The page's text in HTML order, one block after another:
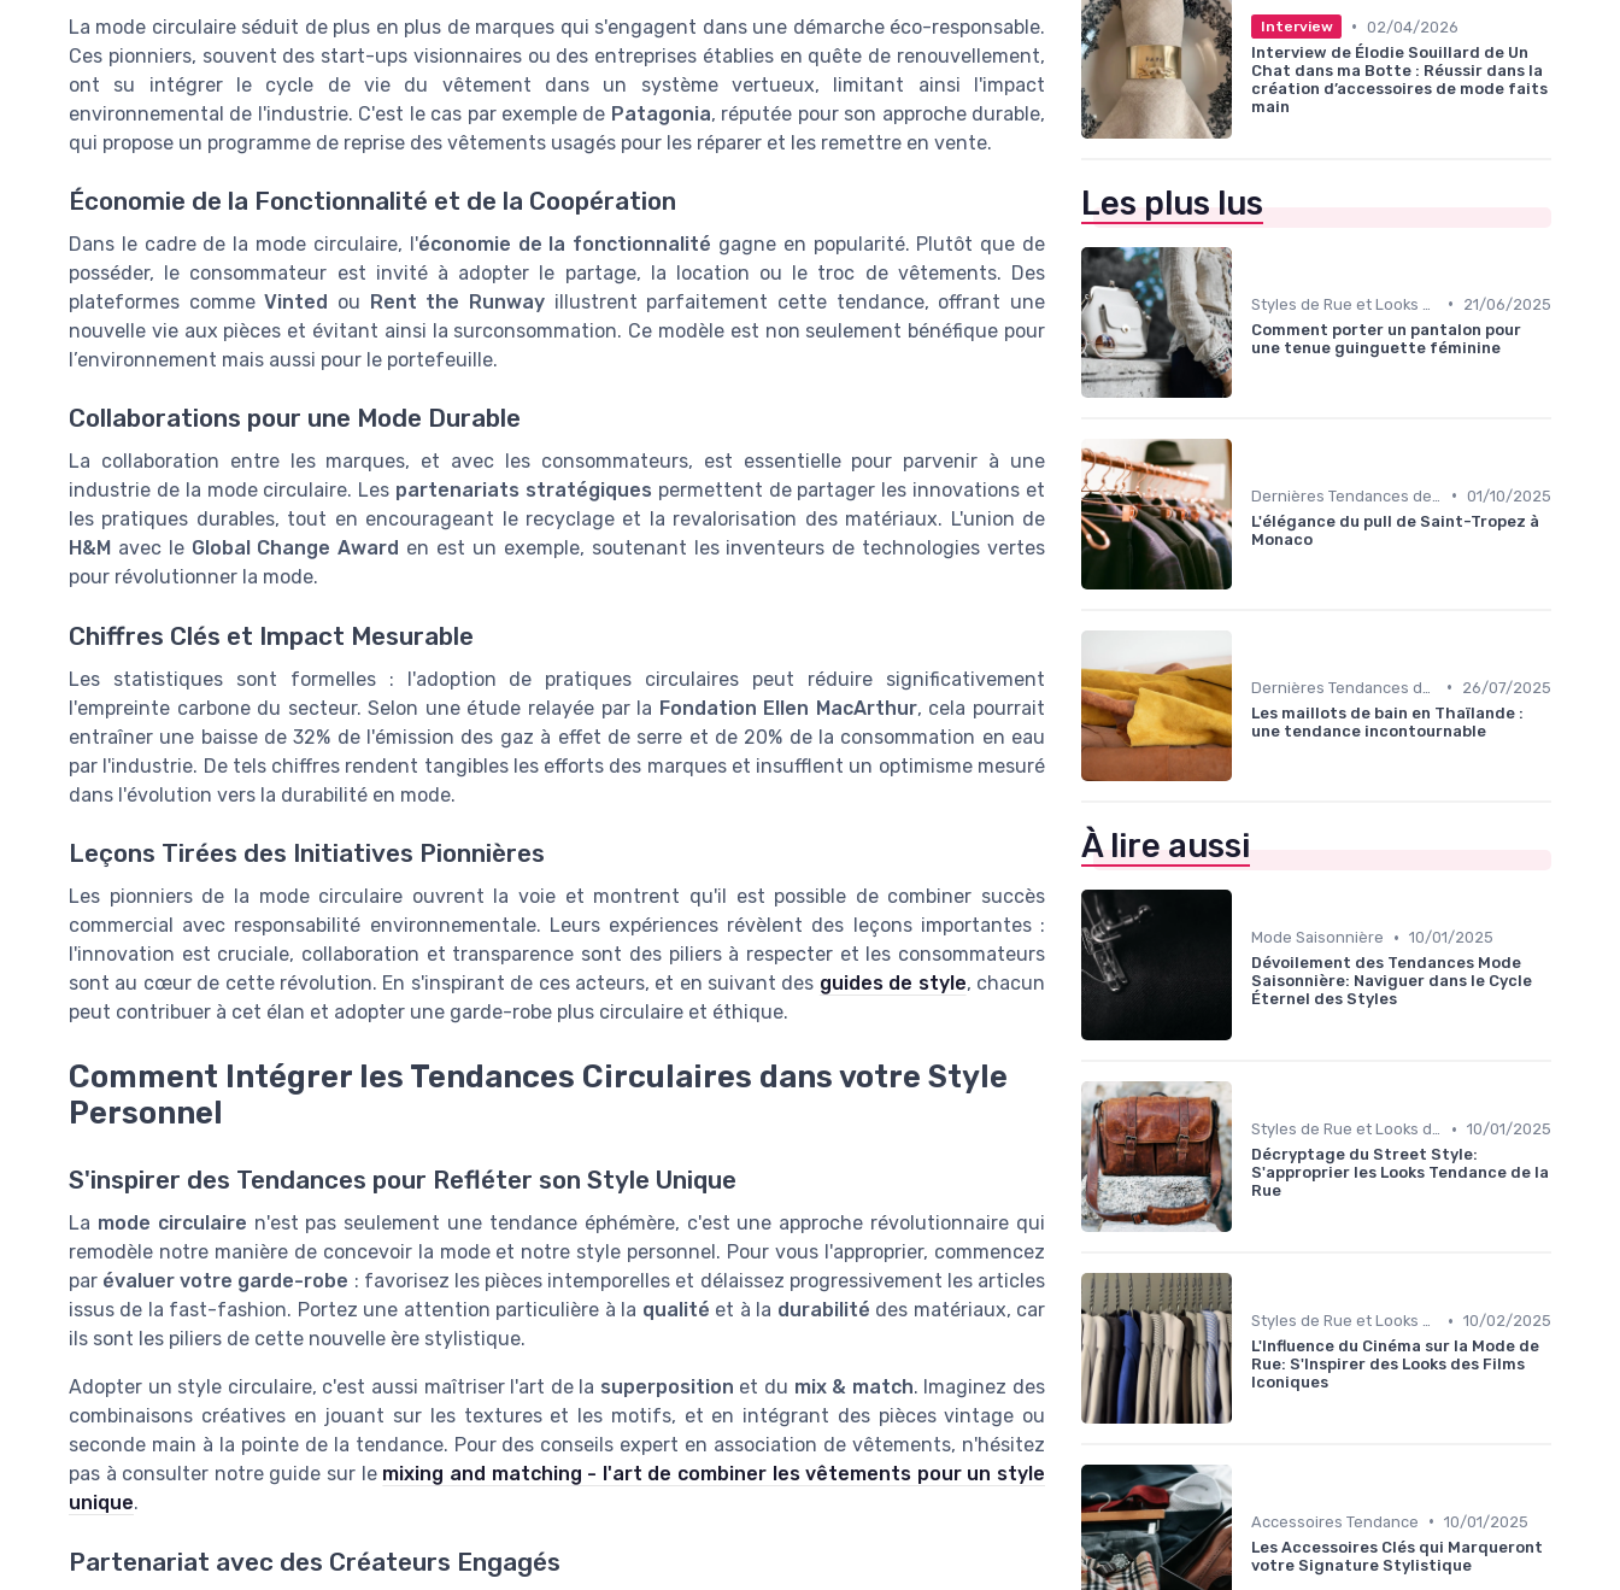
La mode circulaire séduit de plus en plus de marques qui s'engagent dans une démarche éco-responsable.
Ces pionniers, souvent des start-ups visionnaires ou des entreprises établies en quête de renouvellement,
ont su intégrer le cycle de vie du vêtement dans un système vertueux, limitant ainsi l'impact
environnemental de l'industrie. C'est le cas par exemple de Patagonia, réputée pour son approche durable,
qui propose un programme de reprise des vêtements usagés pour les réparer et les remettre en vente.
Économie de la Fonctionnalité et de la Coopération
Dans le cadre de la mode circulaire, l'économie de la fonctionnalité gagne en popularité. Plutôt que de
posséder, le consommateur est invité à adopter le partage, la location ou le troc de vêtements. Des
plateformes commeVinted ou Rent the Runway illustrent parfaitement cette tendance, offrant une
nouvelle vie aux pièces et évitant ainsi la surconsommation. Ce modèle est non seulement bénéfique pour
l’environnement mais aussi pour le portefeuille.
Collaborations pour une Mode Durable
La collaboration entre les marques, et avec les consommateurs, est essentielle pour parvenir à une
industrie de la mode circulaire. Les partenariats stratégiques permettent de partager les innovations et
les pratiques durables, tout en encourageant le recyclage et la revalorisation des matériaux. L'union de
H&M avec le Global Change Award en est un exemple, soutenant les inventeurs de technologies vertes
pour révolutionner la mode.
Chiffres Clés et Impact Mesurable
Les statistiques sont formelles : l'adoption de pratiques circulaires peut réduire significativement
l'empreinte carbone du secteur. Selon une étude relayée par la Fondation Ellen MacArthur, cela pourrait
entraîner une baisse de 32% de l'émission des gaz à effet de serre et de 20% de la consommation en eau
par l'industrie. De tels chiffres rendent tangibles les efforts des marques et insufflent un optimisme mesuré
dans l'évolution vers la durabilité en mode.
Leçons Tirées des Initiatives Pionnières
Les pionniers de la mode circulaire ouvrent la voie et montrent qu'il est possible de combiner succès
commercial avec responsabilité environnementale. Leurs expériences révèlent des leçons importantes :
l'innovation est cruciale, collaboration et transparence sont des piliers à respecter et les consommateurs
sont au cœur de cette révolution. En s'inspirant de ces acteurs, et en suivant des guides de style, chacun
peut contribuer à cet élan et adopter une garde-robe plus circulaire et éthique.
Comment Intégrer les Tendances Circulaires dans votre Style
Personnel
S'inspirer des Tendances pour Refléter son Style Unique
La mode circulaire n'est pas seulement une tendance éphémère, c'est une approche révolutionnaire qui
remodèle notre manière de concevoir la mode et notre style personnel. Pour vous l'approprier, commencez
par évaluer votre garde-robe : favorisez les pièces intemporelles et délaissez progressivement les articles
issus de la fast-fashion. Portez une attention particulière à la qualité et à la durabilité des matériaux, car
ils sont les piliers de cette nouvelle ère stylistique.
Adopter un style circulaire, c'est aussi maîtriser l'art de la superposition et du mix & match. Imaginez des
combinaisons créatives en jouant sur les textures et les motifs, et en intégrant des pièces vintage ou
seconde main à la pointe de la tendance. Pour des conseils expert en association de vêtements, n'hésitez
pas à consulter notre guide sur le mixing and matching - l'art de combiner les vêtements pour un style
unique.
Partenariat avec des Créateurs Engagés
Interview • 02/04/2026
Interview de Élodie Souillard de Un
Chat dans ma Botte : Réussir dans la
création d’accessoires de mode faits
main
Les plus lus
•
21/06/2025
Comment porter un pantalon pour
une tenue guinguette féminine
• 01/10/2025
L'élégance du pull de Saint-Tropez à
Monaco
•
26/07/2025
Les maillots de bain en Thaïlande :
une tendance incontournable
À lire aussi
Mode Saisonnière • 10/01/2025
Dévoilement des Tendances Mode
Saisonnière: Naviguer dans le Cycle
Éternel des Styles
Styles de Rue et Looks du Moment • 10/01/2025
Décryptage du Street Style:
S'approprier les Looks Tendance de la
Rue
Styles de Rue et Looks du Moment • 10/02/2025
L'Influence du Cinéma sur la Mode de
Rue: S'Inspirer des Looks des Films
Iconiques
Accessoires Tendance • 10/01/2025
Les Accessoires Clés qui Marqueront
votre Signature Stylistique